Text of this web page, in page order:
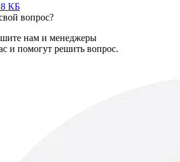
КБ
вопрос?
нам и менеджеры
и помогут решить вопрос.